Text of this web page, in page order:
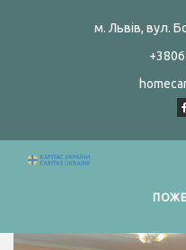
м. Львів, вул.